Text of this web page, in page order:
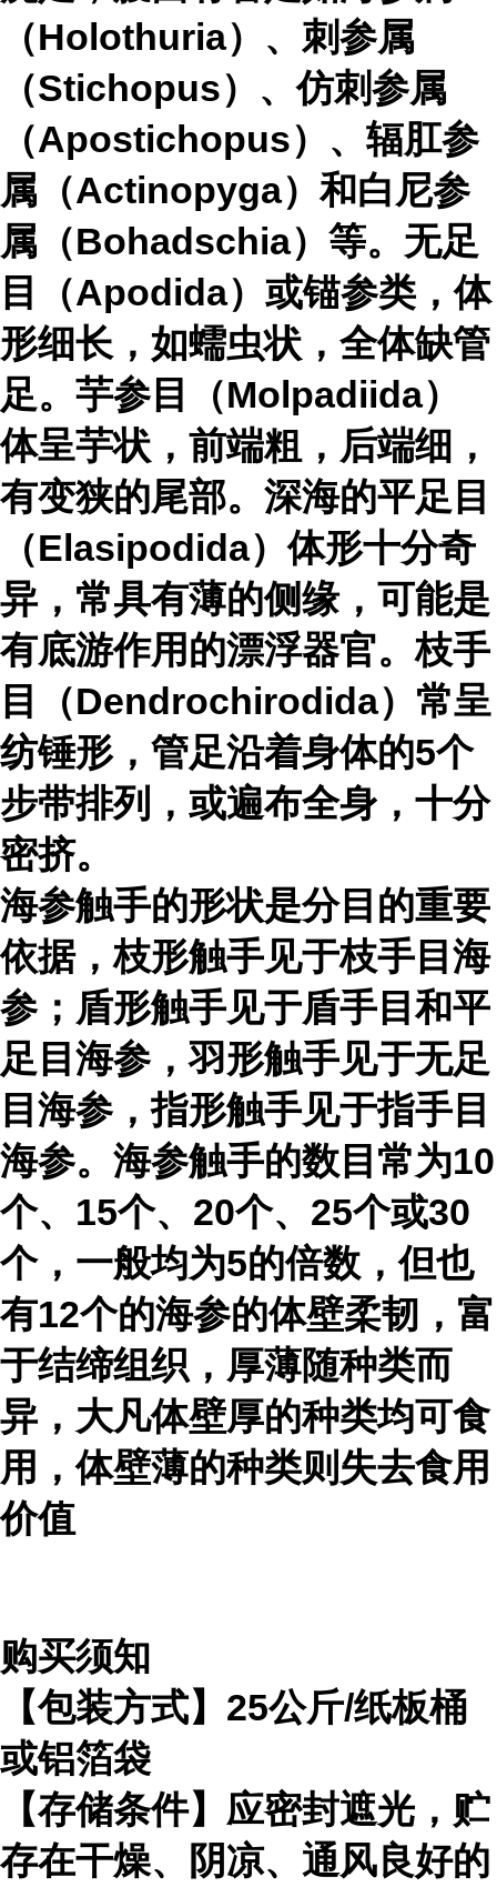
（Holothuria）、刺参属
（Stichopus）、仿刺参属
（Apostichopus）、辐肛参
属（Actinopyga）和白尼参
属（Bohadschia）等。无足
目（Apodida）或锚参类，体
形细长，如蠕虫状，全体缺管
足。芋参目（Molpadiida）
体呈芋状，前端粗，后端细，
有变狭的尾部。深海的平足目
（Elasipodida）体形十分奇
异，常具有薄的侧缘，可能是
有底游作用的漂浮器官。枝手
目（Dendrochirodida）常呈
纺锤形，管足沿着身体的5个
步带排列，或遍布全身，十分
密挤。
海参触手的形状是分目的重要
依据，枝形触手见于枝手目海
参；盾形触手见于盾手目和平
足目海参，羽形触手见于无足
目海参，指形触手见于指手目
海参。海参触手的数目常为10
个、15个、20个、25个或30
个，一般均为5的倍数，但也
有12个的海参的体壁柔韧，富
于结缔组织，厚薄随种类而
异，大凡体壁厚的种类均可食
用，体壁薄的种类则失去食用
价值
购买须知
【包装方式】25公斤/纸板桶
或铝箔袋
【存储条件】应密封遮光，贮
存在干燥、阴凉、通风良好的